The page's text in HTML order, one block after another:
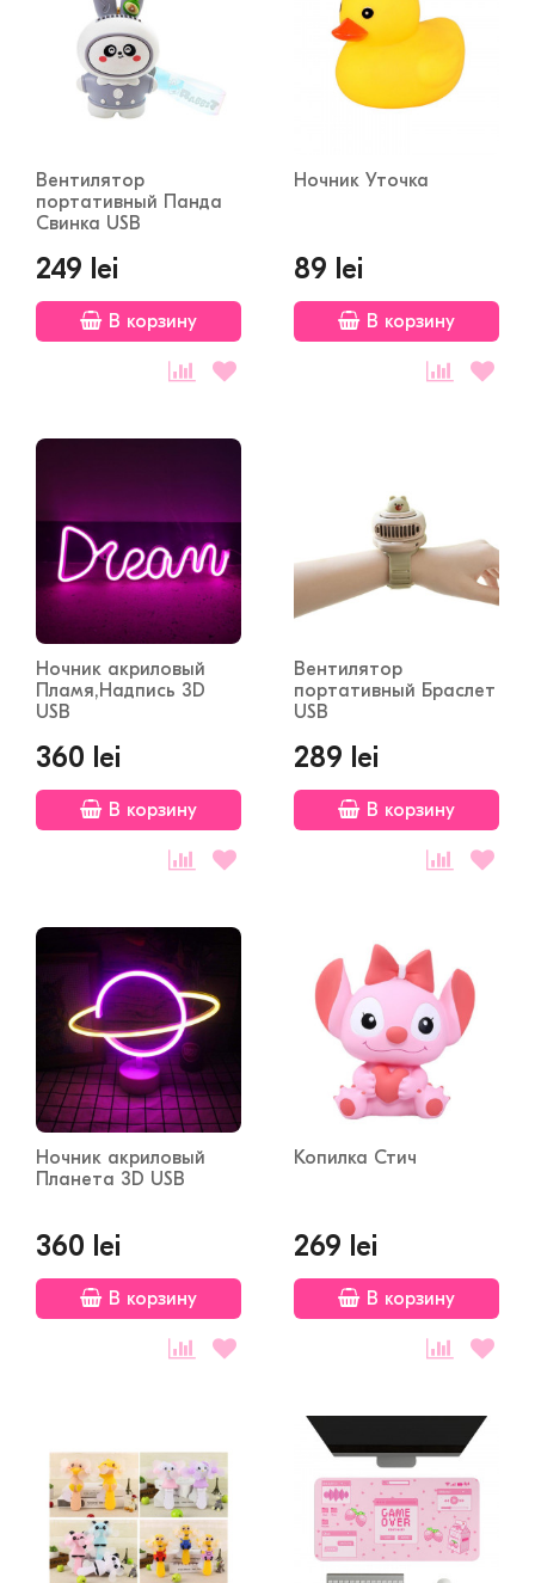
Вентилятор
портативный Панда
Свинка USB
249 lei
В корзину
Ночник Уточка
89 lei
В корзину
Ночник акриловый
Пламя,Надпись 3D
USB
360 lei
В корзину
Вентилятор
портативный Браслет
USB
289 lei
В корзину
Ночник акриловый
Планета 3D USB
360 lei
В корзину
Копилка Стич
269 lei
В корзину